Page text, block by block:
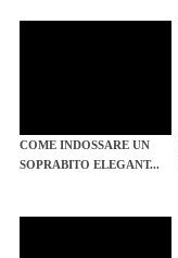
COME INDOSSARE UN
SOPRABITO ELEGANT...